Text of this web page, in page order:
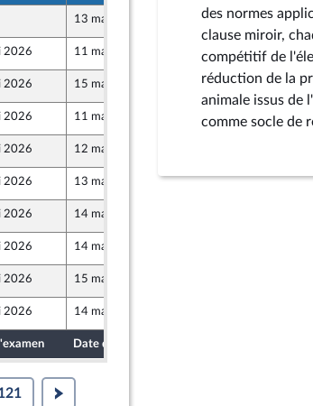
13 mai 2026
2026 11 mai 2026
2026 15 mai 2026
2026 11 mai 2026
2026 12 mai 2026
2026 13 mai 2026
2026 14 mai 2026
2026 14 mai 2026
2026 15 mai 2026
2026 14 mai 2026
Date de dépôt
des normes
clause miroir,
compétitif de
réduction de la
animale issus de
comme socle de